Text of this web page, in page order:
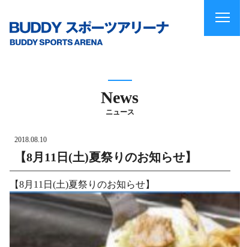
News
ニュース
2018.08.10
【8月11日(土)夏祭りのお知らせ】
【8月11日(土)夏祭りのお知らせ】